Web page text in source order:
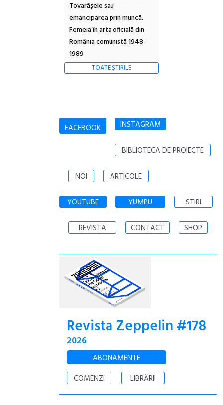
Tovarășele sau
emanciparea prin muncă.
Femeia în arta oficială din
România comunistă 1948-
1989
TOATE ȘTIRILE
FACEBOOK INSTAGRAM
BIBLIOTECA DE PROIECTE
NOI ARTICOLE
YOUTUBE YUMPU STIRI
REVISTA CONTACT SHOP
Revista Zeppelin #178
2026
ABONAMENTE
COMENZI
LIBRĂRII